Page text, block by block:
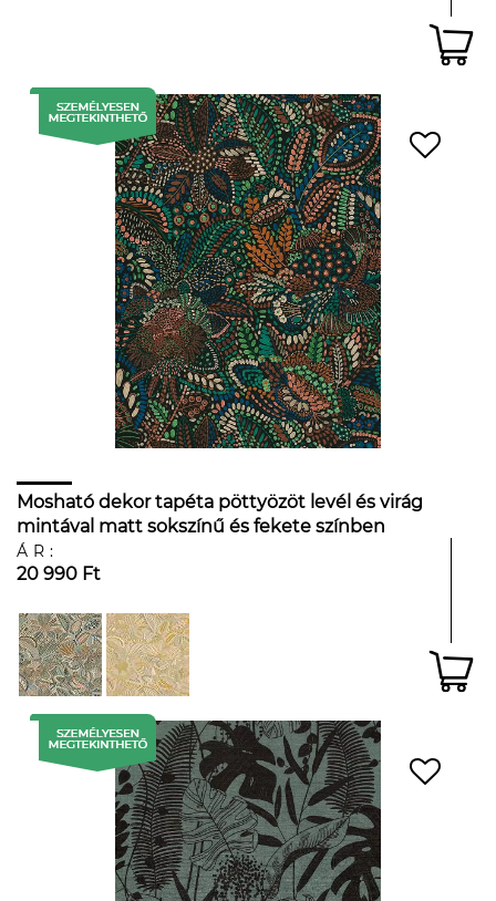
Mosható dekor tapéta pöttyözöt levél és virág
mintával matt sokszínű és fekete színben
ÁR:
20 990 Ft